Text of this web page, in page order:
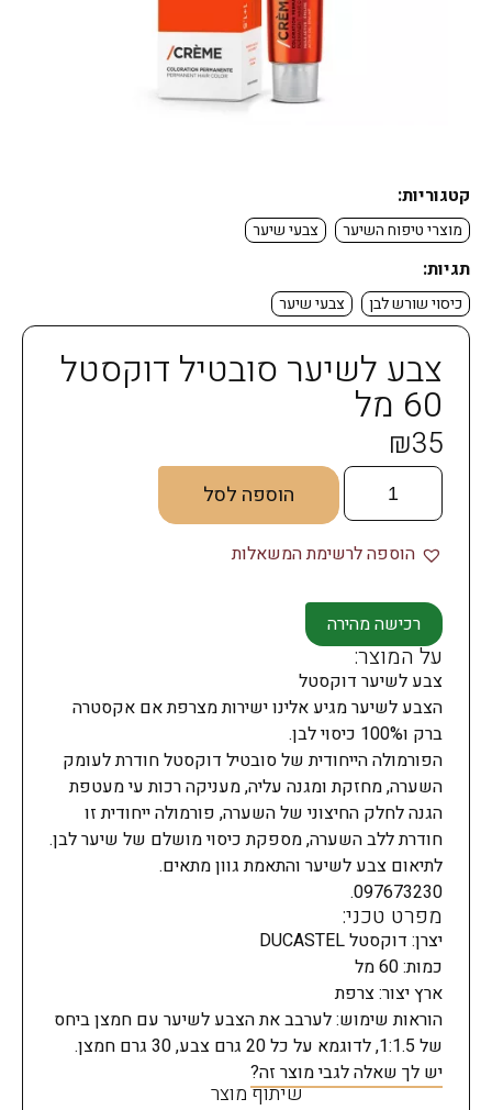
צבע לשיער סובטיל דוקסטל
60 מל
₪35
הוספה לסל
הוספה לרשימת המשאלות
רכישה מהירה
על המוצר:
צבע לשיער דוקסטל
הצבע לשיער מגיע אלינו ישירות מצרפת אם אקסטרה
ברק ו100% כיסוי לבן.
הפורמולה הייחודית של סובטיל דוקסטל חודרת לעומק
השערה, מחזקת ומגנה עליה, מעניקה רכות עי מעטפת
הגנה לחלק החיצוני של השערה, פורמולה ייחודית זו
חודרת ללב השערה, מספקת כיסוי מושלם של שיער לבן.
לתיאום צבע לשיער והתאמת גוון מתאים.
097673230.
מפרט טכני:
יצרן: דוקסטל DUCASTEL
כמות: 60 מל
ארץ יצור: צרפת
הוראות שימוש: לערבב את הצבע לשיער עם חמצן ביחס
של 1:1.5, לדוגמא על כל 20 גרם צבע, 30 גרם חמצן.
יש לך שאלה לגבי מוצר זה?
שיתוף מוצר
קטגוריות:
מוצרי טיפוח השיער צבעי שיער
תגיות:
כיסוי שורש לבן צבעי שיער